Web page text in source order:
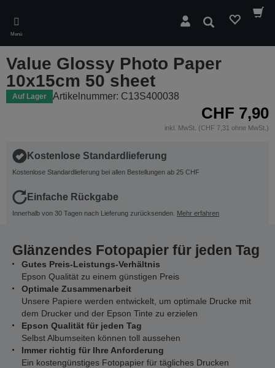
main
content
Menü
Suchen
Value Glossy Photo Paper
10x15cm 50 sheet
Auf Lager Artikelnummer: C13S400038
CHF 7,90
inkl. MwSt. (CHF 7,31 ohne MwSt.)
Kostenlose Standardlieferung
Kostenlose Standardlieferung bei allen Bestellungen ab 25 CHF
Einfache Rückgabe
Innerhalb von 30 Tagen nach Lieferung zurücksenden. Mehr erfahren
Glänzendes Fotopapier für jeden Tag
Gutes Preis-Leistungs-Verhältnis
Epson Qualität zu einem günstigen Preis
Optimale Zusammenarbeit
Unsere Papiere werden entwickelt, um optimale Drucke mit
dem Drucker und der Epson Tinte zu erzielen
Epson Qualität für jeden Tag
Selbst Albumseiten können toll aussehen
Immer richtig für Ihre Anforderung
Ein kostengünstiges Fotopapier für tägliches Drucken